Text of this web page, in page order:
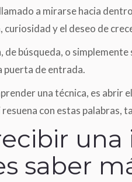
a mirarse hacia
y el deseo de
búsqueda, o simplemente
puerta de entrada.
una técnica, es abrir
con estas palabras,
saber